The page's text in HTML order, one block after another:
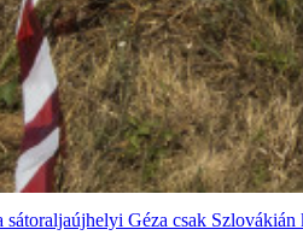
Géza csak Szlovákián